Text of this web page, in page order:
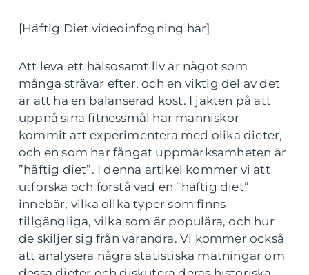
[Häftig Diet videoinfogning här]
Att leva ett hälsosamt liv är något som
många strävar efter, och en viktig del av det
är att ha en balanserad kost. I jakten på att
uppnå sina fitnessmål har människor
kommit att experimentera med olika dieter,
och en som har fångat uppmärksamheten är
”häftig diet”. I denna artikel kommer vi att
utforska och förstå vad en ”häftig diet”
innebär, vilka olika typer som finns
tillgängliga, vilka som är populära, och hur
de skiljer sig från varandra. Vi kommer också
att analysera några statistiska mätningar om